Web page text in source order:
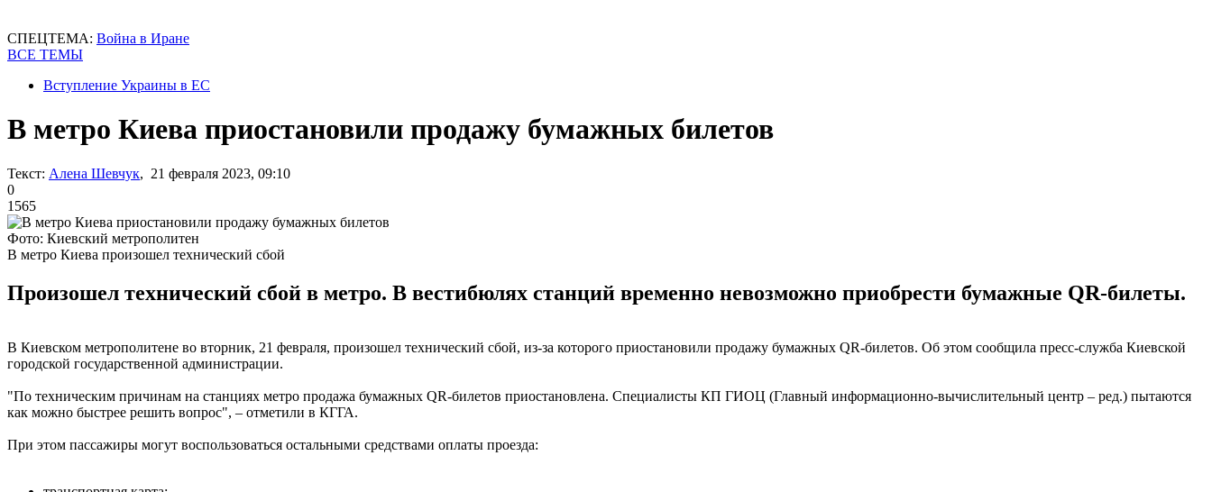
СПЕЦТЕМА: Война в Иране
ВСЕ ТЕМЫ
Вступление Украины в ЕС
В метро Киева приостановили продажу бумажных билетов
Текст: Алена Шевчук, 21 февраля 2023, 09:10
0
1565
Фото: Киевский метрополитен
В метро Киева произошел технический сбой
Произошел технический сбой в метро. В вестибюлях станций временно невозможно приобрести бумажные QR-билеты.
В Киевском метрополитене во вторник, 21 февраля, произошел технический сбой, из-за которого приостановили продажу бумажных QR-билетов. Об этом сообщила пресс-служба Киевской
городской государственной администрации.
"По техническим причинам на станциях метро продажа бумажных QR-билетов приостановлена. Специалисты КП ГИОЦ (Главный информационно-вычислительный центр – ред.) пытаются
как можно быстрее решить вопрос", – отметили в КГГА.
При этом пассажиры могут воспользоваться остальными средствами оплаты проезда: